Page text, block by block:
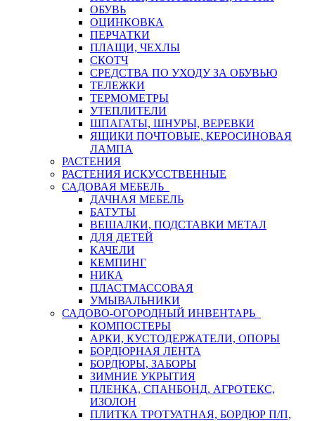
ОБУВЬ
ОЦИНКОВКА
ПЕРЧАТКИ
ПЛАЩИ, ЧЕХЛЫ
СКОТЧ
СРЕДСТВА ПО УХОДУ ЗА ОБУВЬЮ
ТЕЛЕЖКИ
ТЕРМОМЕТРЫ
УТЕПЛИТЕЛИ
ШПАГАТЫ, ШНУРЫ, ВЕРЕВКИ
ЯЩИКИ ПОЧТОВЫЕ, КЕРОСИНОВАЯ
ЛАМПА
РАСТЕНИЯ
РАСТЕНИЯ ИСКУССТВЕННЫЕ
САДОВАЯ МЕБЕЛЬ
ДАЧНАЯ МЕБЕЛЬ
БАТУТЫ
ВЕШАЛКИ, ПОДСТАВКИ МЕТАЛ
ДЛЯ ДЕТЕЙ
КАЧЕЛИ
КЕМПИНГ
НИКА
ПЛАСТМАССОВАЯ
УМЫВАЛЬНИКИ
САДОВО-ОГОРОДНЫЙ ИНВЕНТАРЬ
КОМПОСТЕРЫ
АРКИ, КУСТОДЕРЖАТЕЛИ, ОПОРЫ
БОРДЮРНАЯ ЛЕНТА
БОРДЮРЫ, ЗАБОРЫ
ЗИМНИЕ УКРЫТИЯ
ПЛЕНКА, СПАНБОНД, АГРОТЕКС,
ИЗОЛОН
ПЛИТКА ТРОТУАТНАЯ, БОРДЮР П/П,